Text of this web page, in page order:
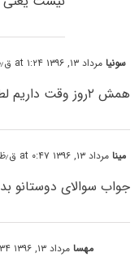
سونیامرداد ۱۳, ۱۳۹۶ at ۱:۲۴ ق٫ظ
همش ۲روز وقت داریم لطفا سریع جواب بدین
مینامرداد ۱۳, ۱۳۹۶ at ۰:۴۷ ق٫ظ
جواب سوالای دوستانو
مهسامرداد ۱۳, ۱۳۹۶ at ۶:۳۴ ب٫ظ